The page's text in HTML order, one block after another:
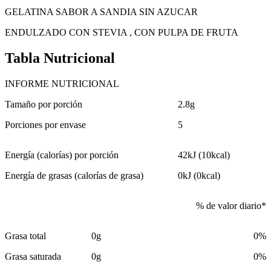
GELATINA SABOR A SANDIA SIN AZUCAR
ENDULZADO CON STEVIA , CON PULPA DE FRUTA
Tabla Nutricional
INFORME NUTRICIONAL
Tamaño por porción
Porciones por envase
2.8g
5
Energía (calorías) por porción
Energía de grasas (calorías de grasa)
42kJ (10kcal)
0kJ (0kcal)
% de valor diario*
Grasa total
Grasa saturada
0g
0g
0%
0%